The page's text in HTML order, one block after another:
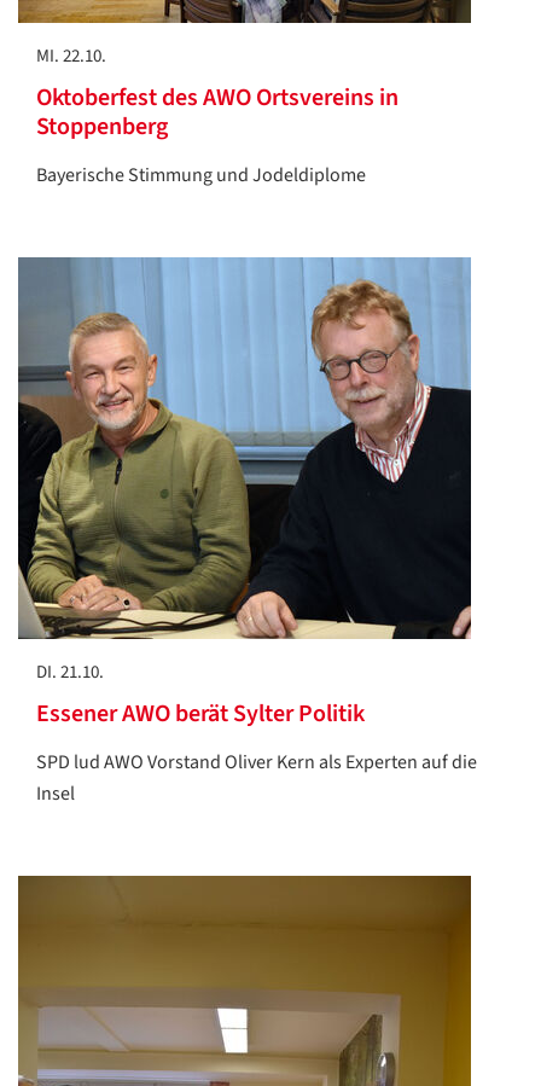
MI. 22.10.
Oktoberfest des AWO Ortsvereins in
Stoppenberg
Bayerische Stimmung und Jodeldiplome
DI. 21.10.
Essener AWO berät Sylter Politik
SPD lud AWO Vorstand Oliver Kern als Experten auf die
Insel